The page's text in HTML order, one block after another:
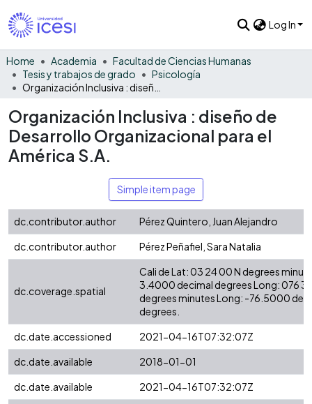
Log In
Home Academia
Facultad de Ciencias Humanas
Tesis y trabajos de grado
Psicología
Organización Inclusiva : diseño de
Desarrollo Organizacional para el
América S.A.
Simple item page
dc.contributor.author
Pérez Quintero, Juan Alejandro
dc.contributor.author
Pérez Peñafiel, Sara Natalia
dc.coverage.spatial
Cali de Lat: 03 24 00 N degrees
3.4000 decimal degrees Long: 076
degrees minutes Long: -76.5000
degrees.
dc.date.accessioned
2021-04-16T07:32:07Z
dc.date.available
2018-01-01
dc.date.available
2021-04-16T07:32:07Z